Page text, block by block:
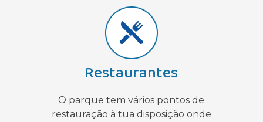
Restaurantes
O parque tem vários pontos de
restauração à tua disposição onde